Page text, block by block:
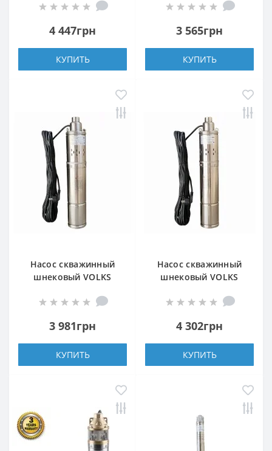
0,75кВт +кабель 15м
4 447грн
КУПИТЬ
0,55кВт 3 дюйма! +
3 565грн
КУПИТЬ
Насос скважинный
шнековый VOLKS
0,37кВт +кабель 15м
3 981грн
КУПИТЬ
Насос скважинный
шнековый VOLKS
0,5кВт +кабель 15м
4 302грн
КУПИТЬ